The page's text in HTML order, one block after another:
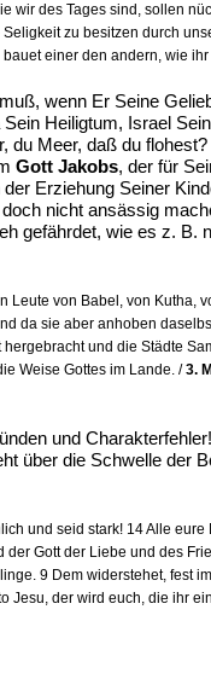
wir des Tages sind, sollen
zu besitzen durch
einer den andern, wie
wenn Er Seine
Heiligtum, Israel
du Meer, daß du
Gott Jakobs, der für
Erziehung Seiner
nicht ansässig
gefährdet, wie es z.
Leute von Babel, von Kutha,
da sie aber anhoben
und die Städte
Weise Gottes im Lande. /3.
und
über die Schwelle der
und seid stark! 14 Alle
Gott der Liebe und des
9 Dem widerstehet, fest
der wird euch, die ihr